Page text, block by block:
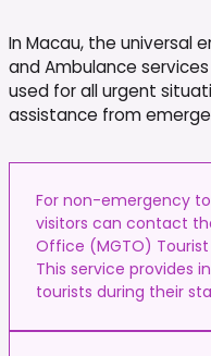
In Macau, the universal
and Ambulance
used for all urgent
assistance from
For non-emergency
visitors can contact
Office (MGTO)
This service provides
tourists during their